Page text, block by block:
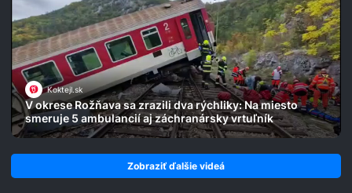
Koktejl.sk
V okrese Rožňava sa zrazili dva rýchliky: Na miesto
smeruje 5 ambulancií aj záchranársky vrtuľník
Zobraziť ďalšie videá